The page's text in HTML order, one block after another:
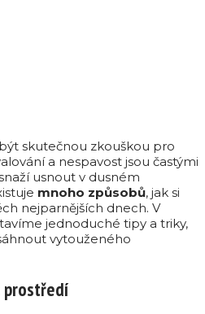
skutečnou zkouškou pro
a nespavost jsou častými
usnout v dusném
mnoho způsobů, jak si
nejparnějších dnech. V
jednoduché tipy a triky,
vytouženého
prostředí